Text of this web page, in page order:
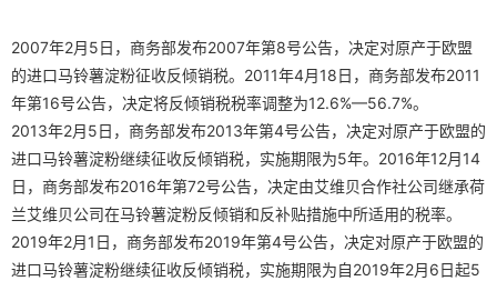
2007年2月5日，商务部发布2007年第8号公告，决定对原产于欧盟
的进口马铃薯淀粉征收反倾销税。2011年4月18日，商务部发布2011
年第16号公告，决定将反倾销税税率调整为12.6%—56.7%。
2013年2月5日，商务部发布2013年第4号公告，决定对原产于欧盟的
进口马铃薯淀粉继续征收反倾销税，实施期限为5年。2016年12月14
日，商务部发布2016年第72号公告，决定由艾维贝合作社公司继承荷
兰艾维贝公司在马铃薯淀粉反倾销和反补贴措施中所适用的税率。
2019年2月1日，商务部发布2019年第4号公告，决定对原产于欧盟的
进口马铃薯淀粉继续征收反倾销税，实施期限为自2019年2月6日起5